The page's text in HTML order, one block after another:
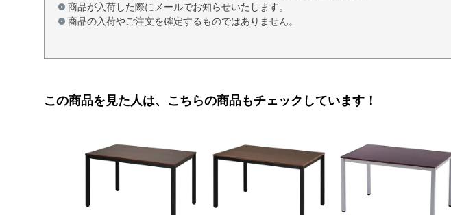
商品が入荷した際にメールでお知らせいたします。
商品の入荷やご注文を確定するものではありません。
この商品を見た人は、こちらの商品もチェックしています！